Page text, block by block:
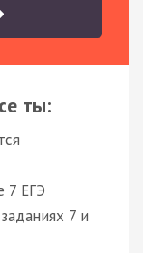
ты:
7 ЕГЭ
7 и